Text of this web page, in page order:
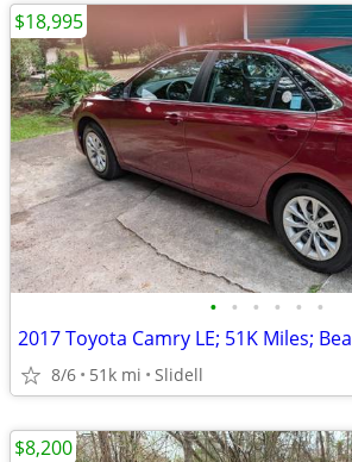
• • • • • •
2017 Toyota Camry LE; 51K Miles;
8/6 51k mi Slidell
$18,995
$8,200